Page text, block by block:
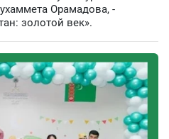
Орамадова, -
золотой век».